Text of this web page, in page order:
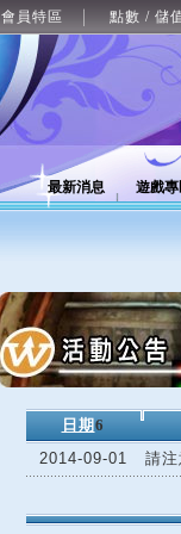
會員特區 點數 / 儲
最新消息 遊戲
日期 6
2014-09-01
請